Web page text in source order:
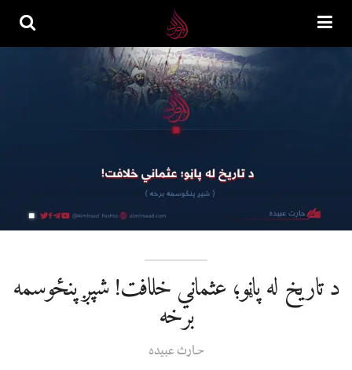
د تاریخ له پاڼو؛ عثماني خلافت! شپږ پنځوسمه
برخه
حارث عبیده